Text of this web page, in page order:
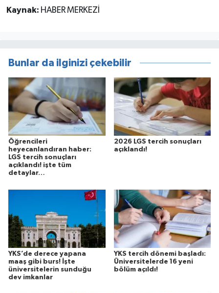
Kaynak: HABER MERKEZİ
Bunlar da ilginizi çekebilir
Öğrencileri
heyecanlandıran haber:
LGS tercih sonuçları
açıklandı! işte tüm
detaylar…
2026 LGS tercih sonuçları
açıklandı!
YKS’de derece yapana
maaş gibi burs! İşte
üniversitelerin sunduğu
dev imkanlar
YKS tercih dönemi başladı:
Üniversitelerde 16 yeni
bölüm açıldı!